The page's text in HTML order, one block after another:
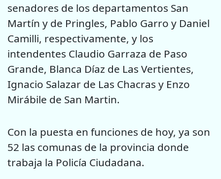
senadores de los departamentos San
Martín y de Pringles, Pablo Garro y Daniel
Camilli, respectivamente, y los
intendentes Claudio Garraza de Paso
Grande, Blanca Díaz de Las Vertientes,
Ignacio Salazar de Las Chacras y Enzo
Mirábile de San Martin.
Con la puesta en funciones de hoy, ya son
52 las comunas de la provincia donde
trabaja la Policía Ciudadana.